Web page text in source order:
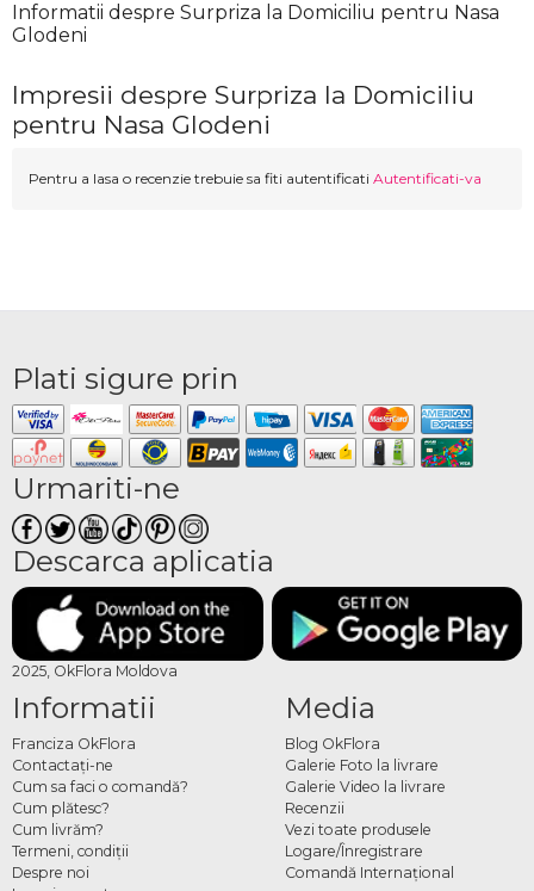
Informatii despre Surpriza la Domiciliu pentru Nasa
Glodeni
Impresii despre Surpriza la Domiciliu
pentru Nasa Glodeni
Pentru a lasa o recenzie trebuie sa fiti autentificati Autentificati-va
Plati sigure prin
Urmariti-ne
Descarca aplicatia
2025, OkFlora Moldova
Informatii
Franciza OkFlora
Contactaţi-ne
Cum sa faci o comandă?
Cum plătesc?
Cum livrăm?
Termeni, condiţii
Despre noi
Media
Blog OkFlora
Galerie Foto la livrare
Galerie Video la livrare
Recenzii
Vezi toate produsele
Logare/Înregistrare
Comandă Internațional